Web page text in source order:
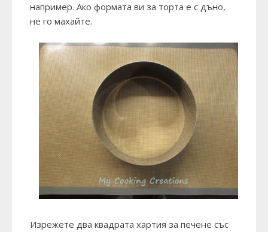
например. Ако формата ви за торта е с дъно,
не го махайте.
Изрежете два квадрата хартия за печене със